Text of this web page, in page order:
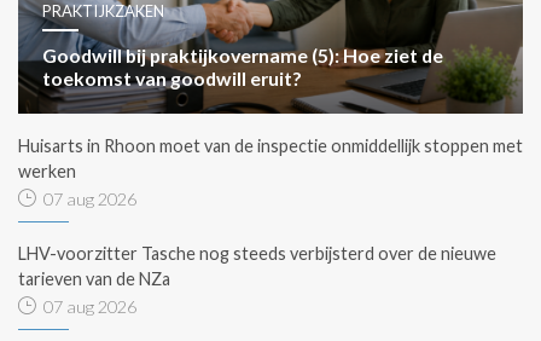
PRAKTIJKZAKEN
Goodwill bij praktijkovername (5): Hoe ziet de
toekomst van goodwill eruit?
Huisarts in Rhoon moet van de inspectie onmiddellijk stoppen met
werken
07 aug 2026
LHV-voorzitter Tasche nog steeds verbijsterd over de nieuwe
tarieven van de NZa
07 aug 2026